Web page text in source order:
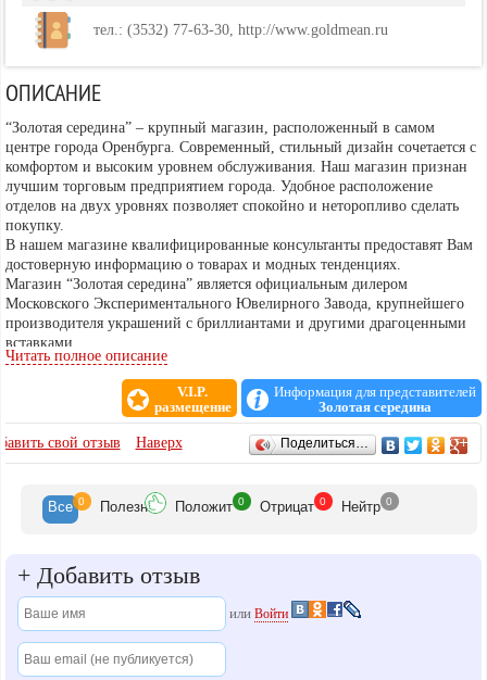
тел.: (3532) 77-63-30, http://www.goldmean.ru
ОПИСАНИЕ
“Золотая середина” – крупный магазин, расположенный в самом
центре города Оренбурга. Современный, стильный дизайн сочетается с
комфортом и высоким уровнем обслуживания. Наш магазин признан
лучшим торговым предприятием города. Удобное расположение
отделов на двух уровнях позволяет спокойно и неторопливо сделать
покупку.
В нашем магазине квалифицированные консультанты предоставят Вам
достоверную информацию о товарах и модных тенденциях.
Магазин “Золотая середина” является официальным дилером
Московского Экспериментального Ювелирного Завода, крупнейшего
производителя украшений с бриллиантами и другими драгоценными
вставками.
В “Золотой середине” представлены изделия из золота и серебра
лучших российских производителей, швейцарские часы самых
известных марок, обувь и кожаные аксессуары, мужская и женская
одежда известных европейских брендов.
У нас вы сможете приобрести подарки на любой вкус, к любому
торжественному событию в жизни.
Читать полное описание
V.I.P.
размещение
Информация для представителей
Золотая середина
ОТЗЫВЫсвой отзыв Наверх Поделиться…
Все 0 Полезн Положит 0 Отрицат 0 Нейтр 0
+ Добавить отзыв
илиВойти